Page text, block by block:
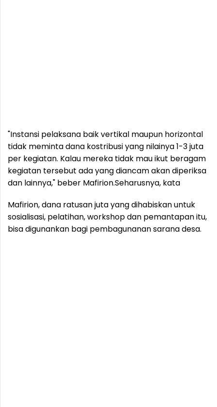
"Instansi pelaksana baik vertikal maupun horizontal
tidak meminta dana kostribusi yang nilainya 1-3 juta
per kegiatan. Kalau mereka tidak mau ikut beragam
kegiatan tersebut ada yang diancam akan diperiksa
dan lainnya," beber Mafirion.Seharusnya, kata
Mafirion, dana ratusan juta yang dihabiskan untuk
sosialisasi, pelatihan, workshop dan pemantapan itu,
bisa digunankan bagi pembagunanan sarana desa.